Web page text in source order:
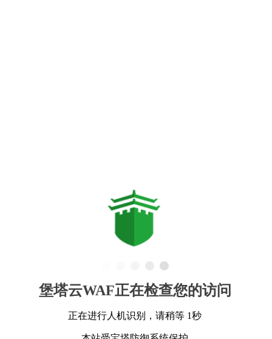
堡塔云WAF正在检查您的访问
正在进行人机识别，请稍等 1秒